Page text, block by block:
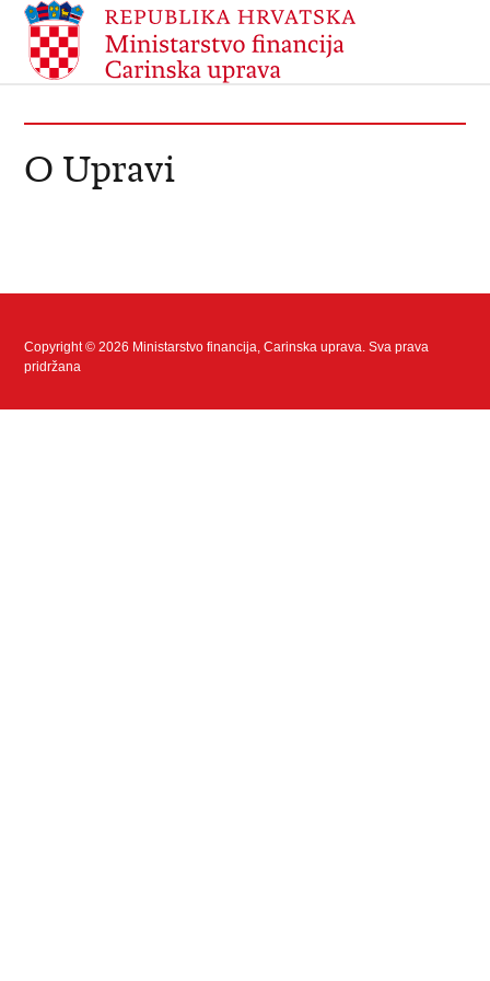
O Upravi
Copyright © 2026 Ministarstvo financija, Carinska uprava. Sva prava
pridržana